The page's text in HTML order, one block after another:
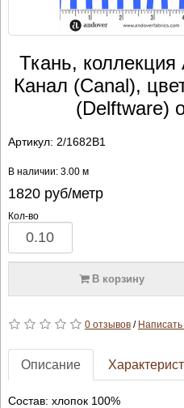
Ткань,
Канал (Canal),
(Delftware)
Артикул: 2/1682B1
В наличии: 3.00 м
1820руб/метр
Кол-во
В корзину
0 отзывов/
Описание
Состав: хлопок 100%